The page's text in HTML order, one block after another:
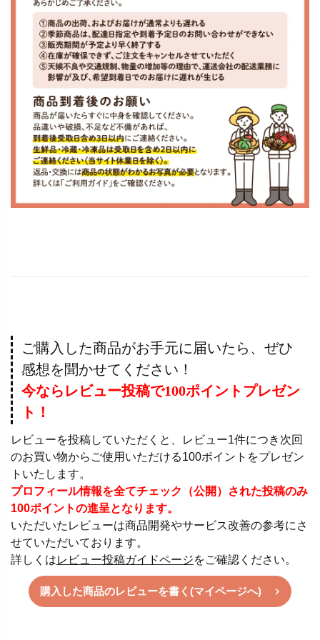
ご購入した商品がお手元に届いたら、ぜひ
感想を聞かせてください！
今ならレビュー投稿で100ポイントプレゼン
ト！
レビューを投稿していただくと、レビュー1件につき次回
のお買い物からご使用いただける100ポイントをプレゼン
トいたします。
プロフィール情報を全てチェック（公開）された投稿のみ
100ポイントの進呈となります。
いただいたレビューは商品開発やサービス改善の参考にさ
せていただいております。
詳しくはレビュー投稿ガイドページをご確認ください。
購入した商品のレビューを書く(マイページへ)